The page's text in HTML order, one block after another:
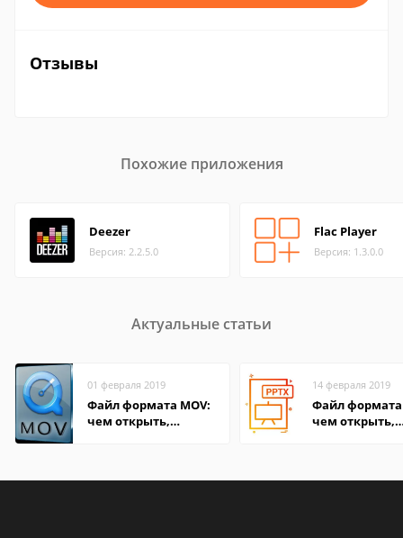
Отзывы
Похожие приложения
Deezer
Версия: 2.2.5.0
Flac Player
Версия: 1.3.0.0
Актуальные статьи
01 февраля 2019
Файл формата MOV:
чем открыть,
14 февраля 2019
Файл
чем открыть,